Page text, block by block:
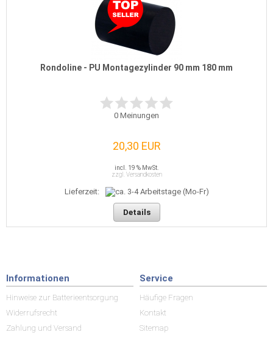
Rondoline - PU Montagezylinder 90 mm 180 mm
0 Meinungen
20,30 EUR
incl. 19 % MwSt.
zzgl. Versandkosten
Lieferzeit:
Details
Informationen
Hinweise zur Batterieentsorgung
Widerrufsrecht
Zahlung und Versand
Service
Häufige Fragen
Kontakt
Sitemap